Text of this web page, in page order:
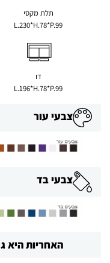
תלת מקסי
L.230*H.78*P.99
דו
L.196*H.78*P.99
צבעי עור
צבעי בד
האחריות היא